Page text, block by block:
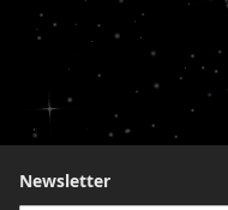
Newsletter